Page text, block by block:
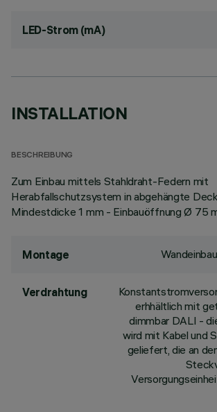
LED-Strom (mA)
INSTALLATION
BESCHREIBUNG
Zum Einbau mittels Stahldraht-Federn mit
Herabfallschutzsystem in abgehängte
Mindestdicke 1 mm - Einbauöffnung Ø 75
Montage
Verdrahtung
erhhältlich mit
dimmbar DALI -
wird mit Kabel und
geliefert, die an